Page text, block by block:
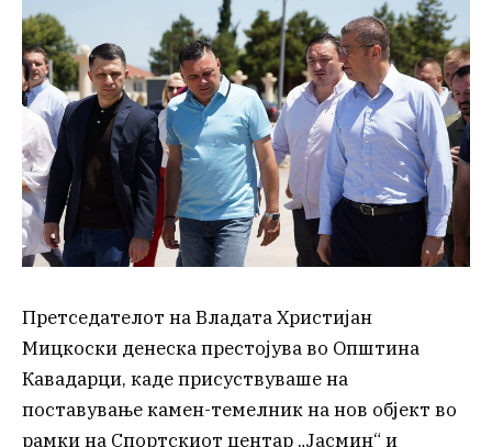
Претседателот на Владата Христијан
Мицкоски денеска престојува во Општина
Кавадарци, каде присуствуваше на
поставување камен-темелник на нов објект во
рамки на Спортскиот центар „Јасмин“ и